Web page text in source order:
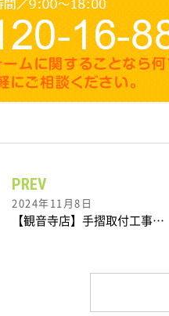
PREV
2024年11月8日
【観音寺店】手摺取付工事を行いました